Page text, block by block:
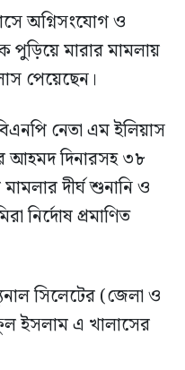
অগ্নিসংযোগ ও
পুড়িয়ে মারার মামলায়
পেয়েছেন।
নেতা এম ইলিয়াস
আহমদ দিনারসহ ৩৮
দীর্ঘ শুনানি ও
নির্দোষ প্রমাণিত
সিলেটের (জেলা ও
ইসলাম এ খালাসের